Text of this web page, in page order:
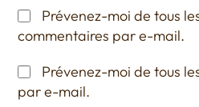
Prévenez-moi de tous
commentaires par e-mail.
Prévenez-moi de tous
par e-mail.